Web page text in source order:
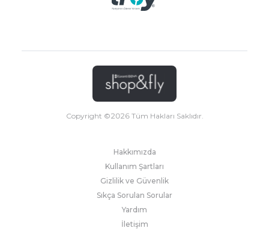
Copyright ©2026Tüm Hakları Saklıdır.
Hakkımızda
Kullanım Şartları
Gizlilik ve Güvenlik
Sıkça Sorulan Sorular
Yardım
İletişim